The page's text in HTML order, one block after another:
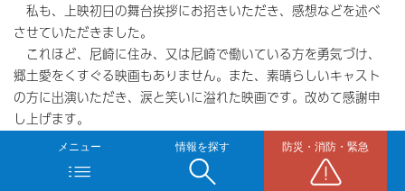
私も、上映初日の舞台挨拶にお招きいただき、感想などを述べ
させていただきました。
これほど、尼崎に住み、又は尼崎で働いている方を勇気づけ、
郷土愛をくすぐる映画もありません。また、素晴らしいキャスト
の方に出演いただき、涙と笑いに溢れた映画です。改めて感謝申
し上げます。
全国の上映期間判断にあたって、来週の土日も、大切とのこと
です。皆様、ぜひ、何度でも(笑)、足をお運びください。
メニュー 情報を探す 防災・消防・緊急